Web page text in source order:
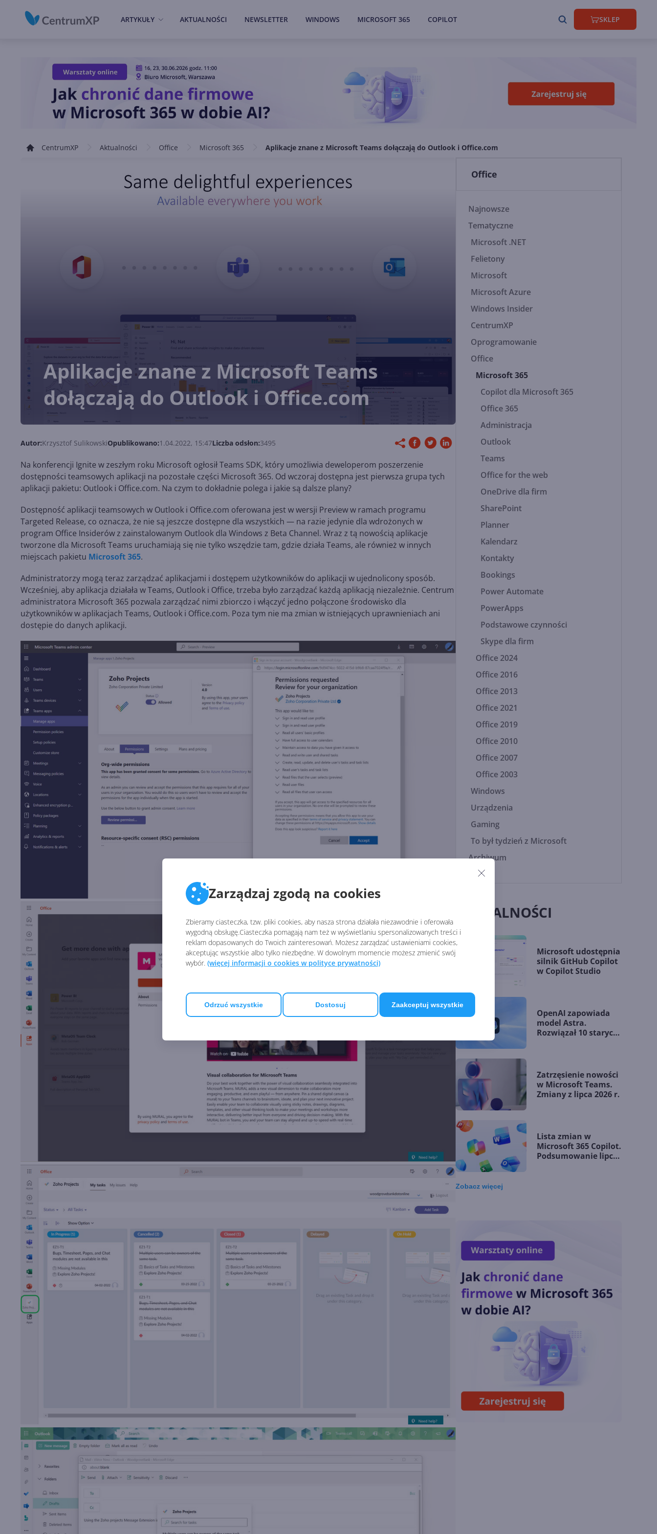
Zarządzaj zgodą na cookies
Zbieramy ciasteczka, tzw. pliki cookies, aby nasza strona działała niezawodnie i oferowała
wygodną obsługę.Ciasteczka pomagają nam też w wyświetlaniu spersonalizowanych treści i
reklam dopasowanych do Twoich zainteresowań. Możesz zarządzać ustawieniami cookies,
akceptując wszystkie albo tylko niezbędne. W dowolnym momencie możesz zmienić swój
wybór. (więcej informacji o cookies w polityce prywatności)
Odrzuć wszystkie Dostosuj Zaakceptuj wszystkie
ARTYKUŁY AKTUALNOŚCI NEWSLETTER WINDOWS MICROSOFT 365 COPILOT SKLEP
CentrumXP Aktualności Office Microsoft 365 Aplikacje znane z Microsoft Teams dołączają do Outlook i Office.com
Aplikacje znane z Microsoft Teams
dołączają do Outlook i Office.com
Autor:Krzysztof SulikowskiOpublikowano:1.04.2022, 15:47Liczba odsłon:3495
Na konferencji Ignite w zeszłym roku Microsoft ogłosił Teams SDK, który umożliwia deweloperom poszerzenie
dostępności teamsowych aplikacji na pozostałe części Microsoft 365. Od wczoraj dostępna jest pierwsza grupa tych
aplikacji pakietu: Outlook i Office.com. Na czym to dokładnie polega i jakie są dalsze plany?
Dostępność aplikacji teamsowych w Outlook i Office.com oferowana jest w wersji Preview w ramach programu
Targeted Release, co oznacza, że nie są jeszcze dostępne dla wszystkich — na razie jedynie dla wdrożonych w
program Office Insiderów z zainstalowanym Outlook dla Windows z Beta Channel. Wraz z tą nowością aplikacje
tworzone dla Microsoft Teams uruchamiają się nie tylko wszędzie tam, gdzie działa Teams, ale również w innych
miejscach pakietu Microsoft 365.
Administratorzy mogą teraz zarządzać aplikacjami i dostępem użytkowników do aplikacji w ujednolicony sposób.
Wcześniej, aby aplikacja działała w Teams, Outlook i Office, trzeba było zarządzać każdą aplikacją niezależnie. Centrum
administratora Microsoft 365 pozwala zarządzać nimi zbiorczo i włączyć jedno połączone środowisko dla
użytkowników w aplikacjach Teams, Outlook i Office.com. Poza tym nie ma zmian w istniejących uprawnieniach ani
dostępie do danych aplikacji.
Office
Najnowsze
Tematyczne
Microsoft .NET
Felietony
Microsoft
Microsoft Azure
Windows Insider
CentrumXP
Oprogramowanie
Office
Microsoft 365
Copilot dla Microsoft 365
Office 365
Administracja
Outlook
Teams
Office for the web
OneDrive dla firm
SharePoint
Planner
Kalendarz
Kontakty
Bookings
Power Automate
PowerApps
Podstawowe czynności
Skype dla firm
Office 2024
Office 2016
Office 2013
Office 2021
Office 2019
Office 2010
Office 2007
Office 2003
Windows
Urządzenia
Gaming
To był tydzień z Microsoft
Archiwum
AKTUALNOŚCI
Microsoft udostępnia
silnik GitHub Copilot
w Copilot Studio
OpenAI zapowiada
model Astra.
Rozwiązał 10 starych
Zatrzęsienie nowości
w Microsoft Teams.
Zmiany z lipca 2026 r.
Lista zmian w
Microsoft 365 Copilot.
Podsumowanie lipca
Miliardy z AI i
chmury. Microsoft
ogłasza znakomite
wyniki i
superaplikację
wspiera odkrycia
naukowe. OpenAI
startuje z nowym
programem
Lipcowa aktualizacja
Copilota w Excelu.
Duże zmiany dzięki
GPT i Claude Opus
Zobaczwięcej